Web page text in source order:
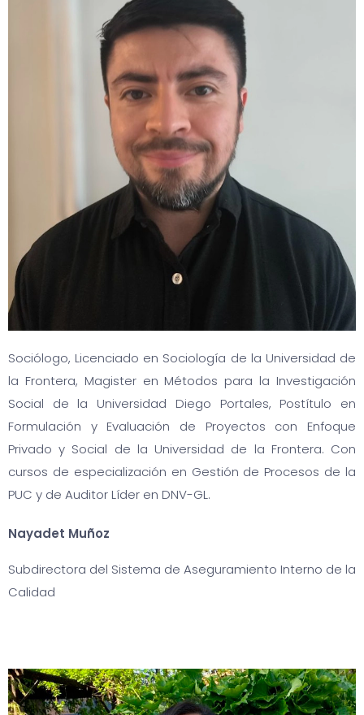
Sociólogo, Licenciado en Sociología de la Universidad de
la Frontera, Magister en Métodos para la Investigación
Social de la Universidad Diego Portales, Postítulo en
Formulación y Evaluación de Proyectos con Enfoque
Privado y Social de la Universidad de la Frontera. Con
cursos de especialización en Gestión de Procesos de la
PUC y de Auditor Líder en DNV-GL.
Nayadet Muñoz
Subdirectora del Sistema de Aseguramiento Interno de la
Calidad